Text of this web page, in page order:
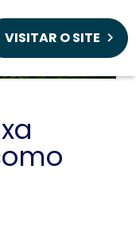
VISITAR O SITE keyboard_arrow_right